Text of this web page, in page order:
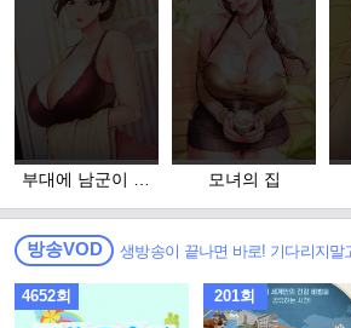
부대에 남군이 나
모녀의 집
방송VOD 생방송이 끝나면 바로! 기다리지말
4652회 201회